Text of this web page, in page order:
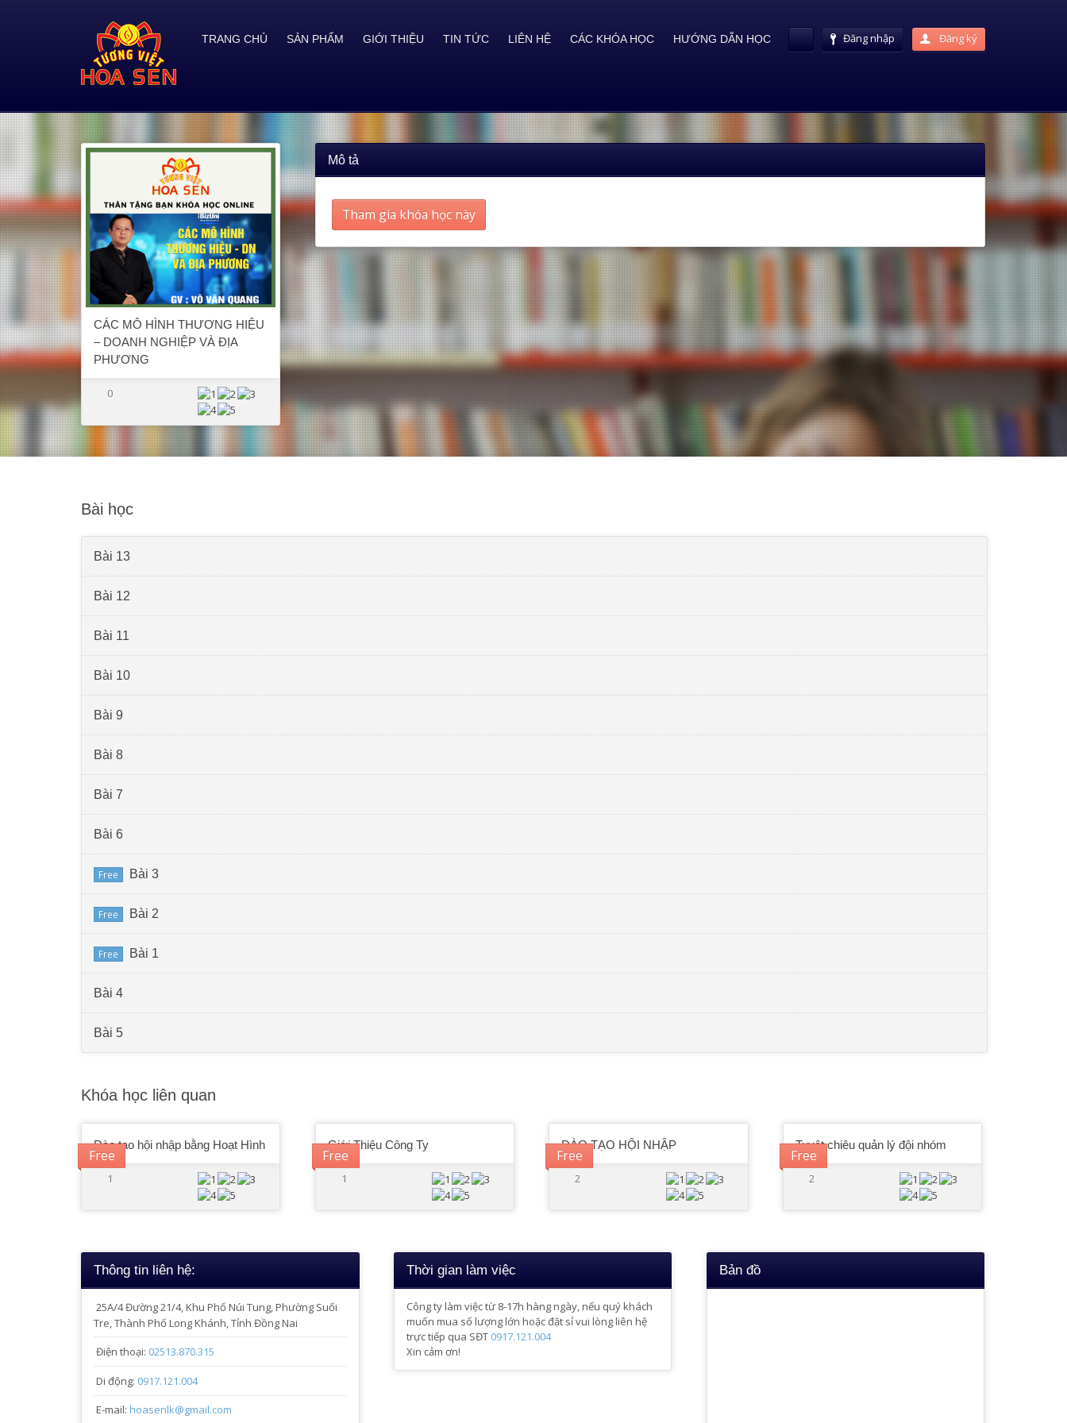
Đăng nhập Đăng ký
TRANG CHỦ SẢN PHẨM GIỚI THIỆU TIN TỨC LIÊN HỆ CÁC KHÓA HỌC HƯỚNG DẪN HỌC
CÁC MÔ HÌNH THƯƠNG HIỆU
– DOANH NGHIỆP VÀ ĐỊA
PHƯƠNG
0
Mô tả
Tham gia khóa học này
Bài học
Bài 13
Bài 12
Bài 11
Bài 10
Bài 9
Bài 8
Bài 7
Bài 6
Free Bài 3
Free Bài 2
Free Bài 1
Bài 4
Bài 5
Khóa học liên quan
Free
Đào tạo hội nhập bằng Hoạt Hình
1
Free
Giới Thiệu Công Ty
1
Free
ĐÀO TẠO HỘI NHẬP
2
Free
Tuyệt chiêu quản lý đội nhóm
2
Thông tin liên hệ:
25A/4Đường 21/4, Khu Phố Núi Tung, Phường Suối
Tre, Thành Phố Long Khánh, Tỉnh Đồng Nai
Điện thoại: 02513.870.315
Di động: 0917.121.004
E-mail: hoasenlk@gmail.com
Thời gian làm việc
Công ty làm việc từ 8-17h hàng ngày, nếu quý khách
muốn mua số lượng lớn hoặc đặt sỉ vui lòng liên hệ
trực tiếp qua SĐT 0917.121.004
Xin cảm ơn!
Bản đồ